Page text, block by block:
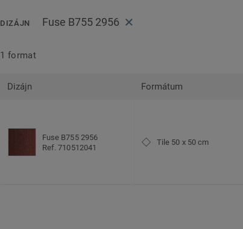
DIZÁJN Fuse B755 2956
1 format
Dizájn Formátum
Fuse B755 2956
Ref. 710512041
Tile 50 x 50 cm